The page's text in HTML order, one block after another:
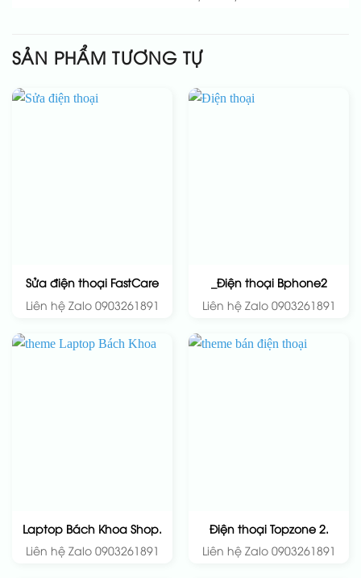
SẢN PHẨM TƯƠNG TỰ
Sửa điện thoại FastCare
Liên hệ Zalo 0903261891
_Điện thoại Bphone2
Liên hệ Zalo 0903261891
Laptop Bách Khoa Shop.
Liên hệ Zalo 0903261891
Điện thoại Topzone 2.
Liên hệ Zalo 0903261891